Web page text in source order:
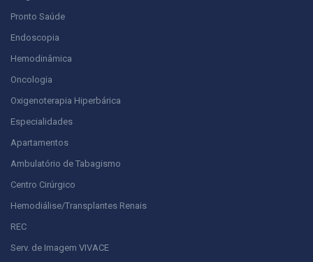
Pronto Saúde
Endoscopia
Hemodinâmica
Oncologia
Oxigenoterapia Hiperbárica
Especialidades
Apartamentos
Ambulatório de Tabagismo
Centro Cirúrgico
Hemodiálise/Transplantes Renais
REC
Serv. de Imagem VIVACE